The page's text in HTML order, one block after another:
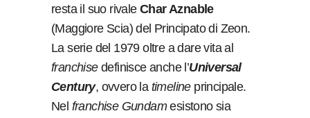
resta il suo rivaleChar Aznable
(Maggiore Scia) del Principato di Zeon.
La serie del 1979 oltre a dare vita al
franchisedefinisce anche l’Universal
Century, ovvero la timelineprincipale.
Nel franchise Gundamesistono sia